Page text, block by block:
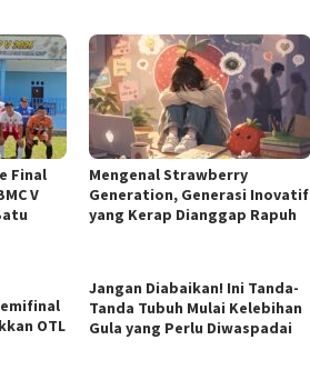
Final
V
Mengenal Strawberry
Generation, Generasi Inovatif
yang Kerap Dianggap Rapuh
OTL
Jangan Diabaikan! Ini Tanda-
Tanda Tubuh Mulai Kelebihan
Gula yang Perlu Diwaspadai